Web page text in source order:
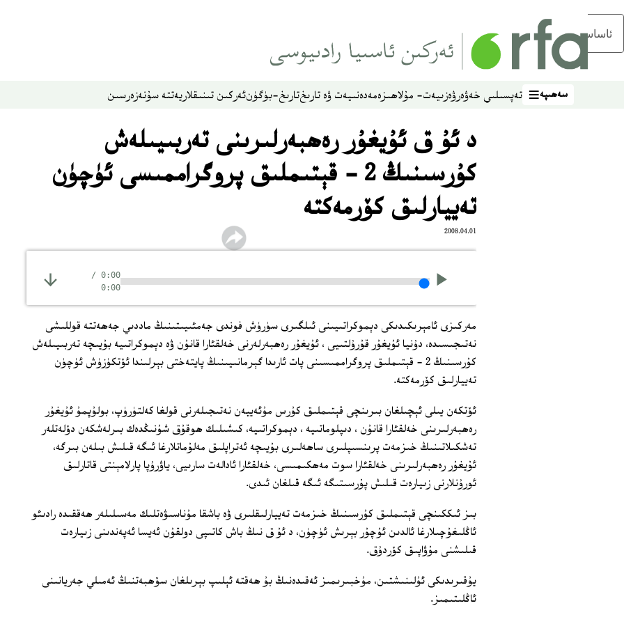
ئاساسلىق مەزمۇنغا ئاتلاڭ
سەھىپە
سەھىپە تەپسىلىي خەۋەرۋەزىيەت- مۇلاھىزەمەدەنىيەت ۋە تارىختارىخ-بۈگۈنئەركىن تىنىقلاريەتتە سۇنەزەرسىن
د ئۇ ق ئۇيغۇر رەھبەرلىرىنى تەربىيىلەش
كۇرسىنىڭ 2 ‏- قېتىملىق پروگراممىسى ئۈچۈن
تەييارلىق كۆرمەكتە
2008.04.01
0:00
/
0:00
مەركىزى ئامېرىكىدىكى دېموكراتىيىنى ئىلگىرى سۈرۈش فوندى جەمئىيىتىنىڭ ماددىي جەھەتتە قوللىشى
نەتىجىسىدە، دۇنيا ئۇيغۇر قۇرۇلتىيى ، ئۇيغۇر رەھبەرلەرنى خەلقئارا قانۇن ۋە دېموكراتىيە بۇيىچە تەربىيىلەش
كۇرسىنىڭ 2 ‏- قېتىملىق پروگراممىسىنى پات ئارىدا گېرمانىيىنىڭ پايتەختى بېرلىندا ئۆتكۈزۈش ئۈچۈن
تەييارلىق كۆرمەكتە.
ئۆتكەن يىلى ئېچىلغان بىرىنچى قېتىملىق كۇرس مۇئەييەن نەتىجىلەرنى قولغا كەلتۈرۈپ، بولۇپمۇ ئۇيغۇر
رەھبەرلىرىنى خەلقئارا قانۇن ، دىپلوماتىيە ، دېموكراتىيە، كىشىلىك ھوقۇق شۇنىڭدەك بىرلەشكەن دۆلەتلەر
تەشكىلاتىنىڭ خىزمەت پرىنسىپلىرى ساھەلىرى بۇيىچە ئەتراپلىق مەلۇماتلارغا ئىگە قىلىش بىلەن بىرگە،
ئۇيغۇر رەھبەرلىرىنى خەلقئارا سوت مەھكىمىسى، خەلقئارا ئادالەت سارىيى، ياۋرۇپا پارلامېنتى قاتارلىق
ئورۇنلارنى زىيارەت قىلىش پۇرسىتىگە ئىگە قىلغان ئىدى.
بىز ئىككىنچى قېتىملىق كۇرسىنىڭ خىزمەت تەييارلىقلىرى ۋە باشقا مۇناسىۋەتلىك مەسىلىلەر ھەققىدە رادىئو
ئاڭلىغۇچىلارغا ئالدىن ئۇچۇر بېرىش ئۈچۈن، د ئۇ ق نىڭ باش كاتىپى دولقۇن ئەيسا ئەپەندىنى زىيارەت
قىلىشنى مۇۋاپىق كۆردۇق.
يۇقىرىدىكى ئۇلىنىشتىن، مۇخبىرىمىز ئەقىدەنىڭ بۇ ھەقتە ئېلىپ بېرىلغان سۆھبەتنىڭ ئەمىلي جەريانىنى
ئاڭلىتىمىز.